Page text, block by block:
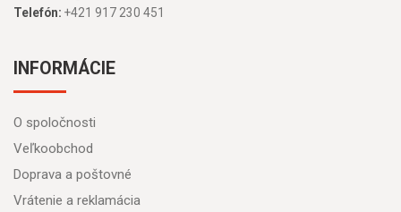
Telefón: +421 917 230 451
INFORMÁCIE
O spoločnosti
Veľkoobchod
Doprava a poštovné
Vrátenie a reklamácia